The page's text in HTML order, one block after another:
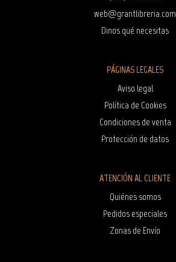
web@grantlibreria.com
Dinos qué necesitas
PÁGINAS LEGALES
Aviso legal
Política de Cookies
Condiciones de venta
Protección de datos
ATENCIÓN AL CLIENTE
Quiénes somos
Pedidos especiales
Zonas de Envío